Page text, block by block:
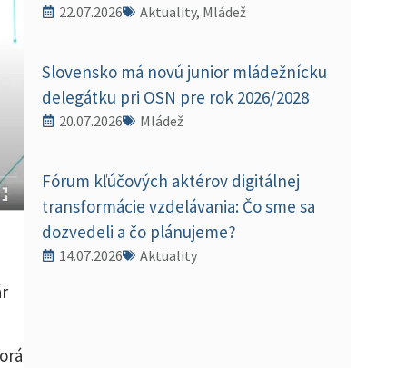
22.07.2026 Aktuality, Mládež
Slovensko má novú junior mládežnícku
delegátku pri OSN pre rok 2026/2028
20.07.2026 Mládež
Fórum kľúčových aktérov digitálnej
transformácie vzdelávania: Čo sme sa
dozvedeli a čo plánujeme?
14.07.2026 Aktuality